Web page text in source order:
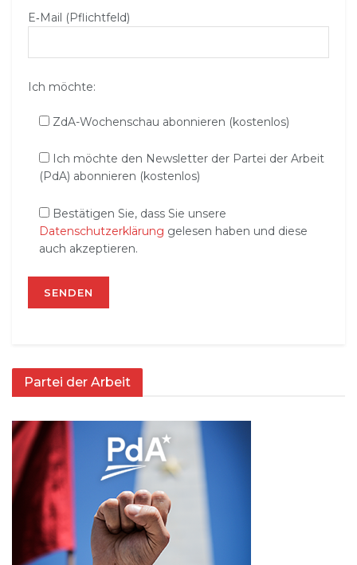
E‑Mail (Pflichtfeld)
Ich möchte:
ZdA-Wochenschau abonnieren (kostenlos)
Ich möchte den Newsletter der Partei der Arbeit
(PdA) abonnieren (kostenlos)
Bestätigen Sie, dass Sie unsere
Datenschutzerklärung gelesen haben und diese
auch akzeptieren.
Partei der Arbeit